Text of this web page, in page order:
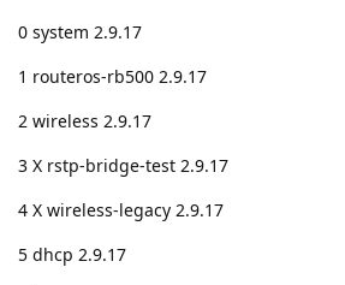
0 system 2.9.17
1 routeros-rb500 2.9.17
2 wireless 2.9.17
3 X rstp-bridge-test 2.9.17
4 X wireless-legacy 2.9.17
5 dhcp 2.9.17